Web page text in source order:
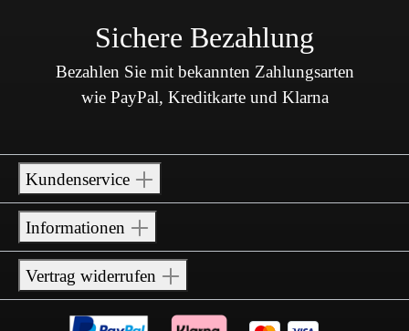
Sichere Bezahlung
Bezahlen Sie mit bekannten Zahlungsarten
wie PayPal, Kreditkarte und Klarna
Kundenservice
Informationen
Vertrag widerrufen